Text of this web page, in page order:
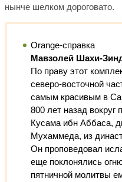
нынче шелком дороговато.
Orange-справка
Мавзолей Шахи-
По праву этот
северо-восточной
самым красивым в
800 лет назад вокруг
Кусама ибн Аббаса,
Мухаммеда, из
Он проповедовал
еще поклонялись
пятничной молитвы